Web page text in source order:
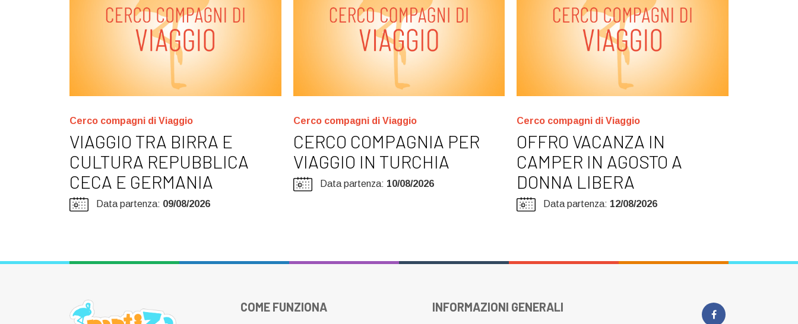
Cerco compagni di Viaggio
VIAGGIO TRA BIRRA E
CULTURA REPUBBLICA
CECA E GERMANIA
Data partenza: 09/08/2026
Cerco compagni di Viaggio
CERCO COMPAGNIA PER
VIAGGIO IN TURCHIA
Data partenza: 10/08/2026
Cerco compagni di Viaggio
OFFRO VACANZA IN
CAMPER IN AGOSTO A
DONNA LIBERA
Data partenza: 12/08/2026
COME FUNZIONA INFORMAZIONI GENERALI